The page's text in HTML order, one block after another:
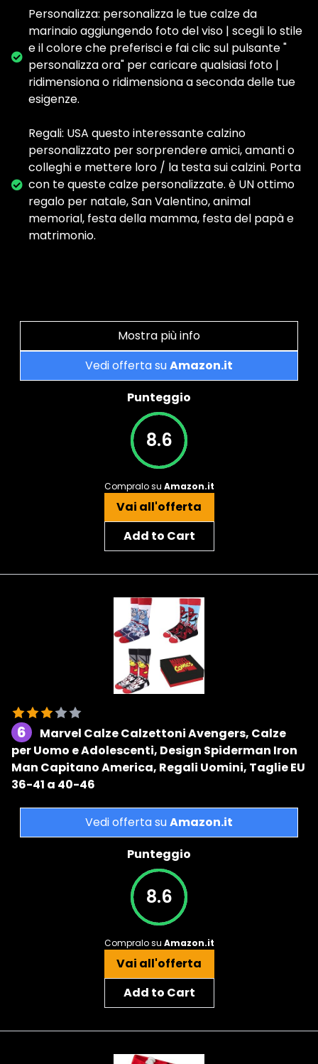
Personalizza: personalizza le tue calze da
marinaio aggiungendo foto del viso | scegli lo stile
e il colore che preferisci e fai clic sul pulsante "
personalizza ora" per caricare qualsiasi foto |
ridimensiona o ridimensiona a seconda delle tue
esigenze.
Regali: USA questo interessante calzino
personalizzato per sorprendere amici, amanti o
colleghi e mettere loro / la testa sui calzini. Porta
con te queste calze personalizzate. è UN ottimo
regalo per natale, San Valentino, animal
memorial, festa della mamma, festa del papà e
matrimonio.
Mostra più info
Vedi offerta suAmazon.it
Punteggio
8.6
Compralo su Amazon.it
Vai all'offerta
Add to Cart
6
Marvel Calze Calzettoni Avengers, Calze
per Uomo e Adolescenti, Design Spiderman Iron
Man Capitano America, Regali Uomini, Taglie EU
36-41 a 40-46
Vedi offerta suAmazon.it
Punteggio
8.6
Compralo su Amazon.it
Vai all'offerta
Add to Cart